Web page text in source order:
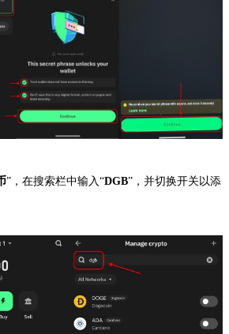
”，在搜索栏中输入“DGB”，并切换开关以添